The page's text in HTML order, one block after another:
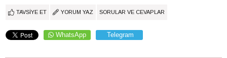
TAVSIYE ET YORUM YAZ SORULAR VE CEVAPLAR
WhatsApp Telegram